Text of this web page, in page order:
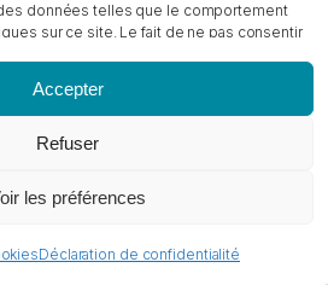
données telles que le comportement
sur ce site. Le fait de ne pas consentir
Accepter
Refuser
les préférences
Déclaration de confidentialité
7 nuits offertes en
4 nuits offertes en
emplacement
1 nuit gratuite en
Courts séjours